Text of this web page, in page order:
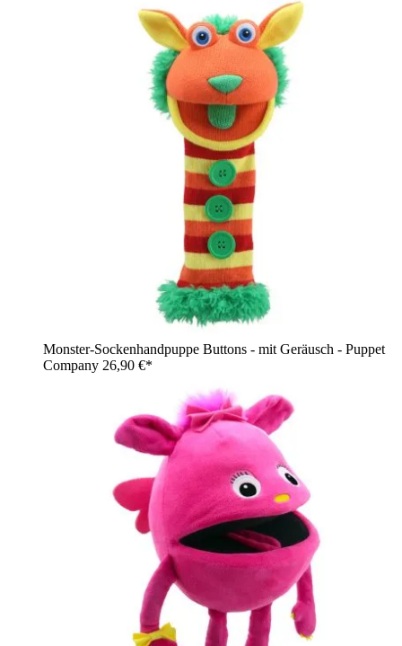
Monster-Sockenhandpuppe Buttons - mit Geräusch - Puppet
Company 26,90 €*